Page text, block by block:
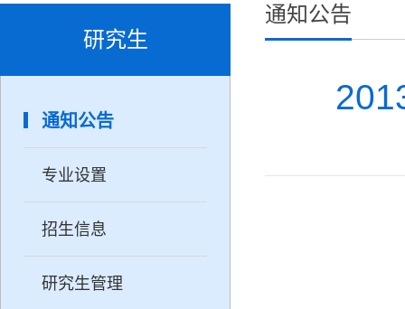
研究生
通知公告
专业设置
招生信息
研究生管理
通知公告